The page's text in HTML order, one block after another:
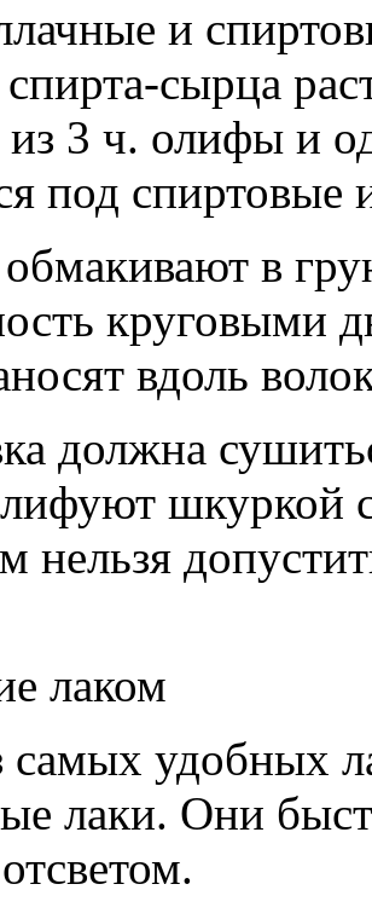
и
спирта-сырца
из 3 ч. олифы и
под спиртовые
в
круговыми
вдоль
должна
шкуркой
нельзя
лаком
самых удобных
лаки. Они